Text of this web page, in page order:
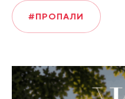
#ПРОПАЛИ